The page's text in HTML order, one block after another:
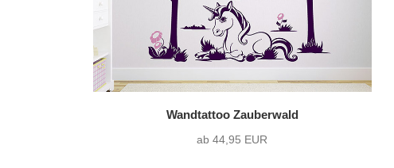
Wandtattoo Zauberwald
ab 44,95 EUR